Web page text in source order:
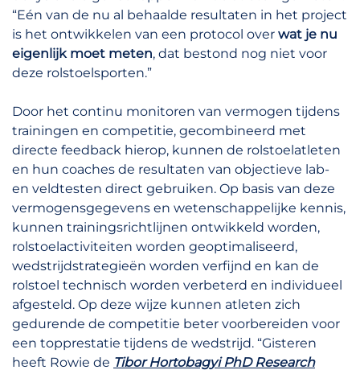
“Eén van de nu al behaalde resultaten in het project
is het ontwikkelen van een protocol over wat je nu
eigenlijk moet meten, dat bestond nog niet voor
deze rolstoelsporten.”
Door het continu monitoren van vermogen tijdens
trainingen en competitie, gecombineerd met
directe feedback hierop, kunnen de rolstoelatleten
en hun coaches de resultaten van objectieve lab-
en veldtesten direct gebruiken. Op basis van deze
vermogensgegevens en wetenschappelijke kennis,
kunnen trainingsrichtlijnen ontwikkeld worden,
rolstoelactiviteiten worden geoptimaliseerd,
wedstrijdstrategieën worden verfijnd en kan de
rolstoel technisch worden verbeterd en individueel
afgesteld. Op deze wijze kunnen atleten zich
gedurende de competitie beter voorbereiden voor
een topprestatie tijdens de wedstrijd. “Gisteren
heeft Rowie de Tibor Hortobagyi PhD Research